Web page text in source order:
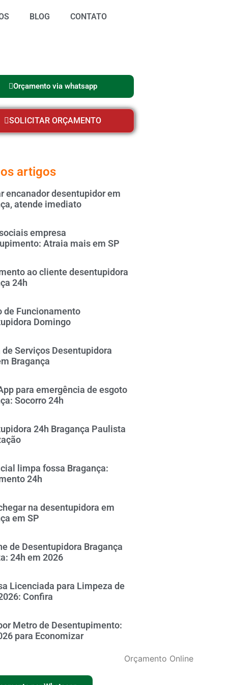
BLOG CONTATO
Orçamento via whatsapp
SOLICITAR ORÇAMENTO
artigos
encanador desentupidor em
atende imediato
empresa
Atraia mais em SP
ao cliente desentupidora
24h
de Funcionamento
Domingo
de Serviços Desentupidora
Bragança
para emergência de esgoto
Socorro 24h
24h Bragança Paulista
limpa fossa Bragança:
24h
na desentupidora em
em SP
de Desentupidora Bragança
24h em 2026
Licenciada para Limpeza de
Confira
Metro de Desentupimento:
para Economizar